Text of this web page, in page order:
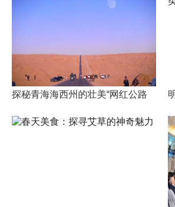
探秘青海海西州的壮美“网红公路